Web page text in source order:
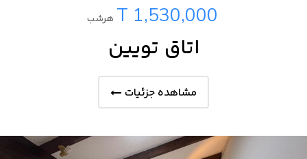
T 1,530,000 هرشب
اتاق تویین
مشاهده جزئیات